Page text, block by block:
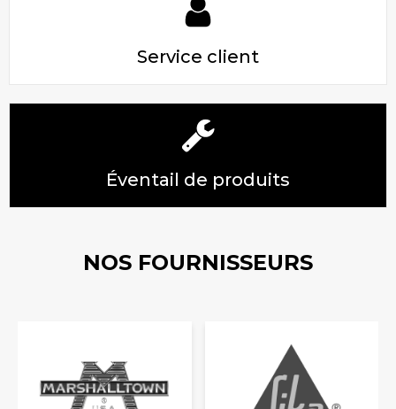
Service client
Éventail de produits
NOS FOURNISSEURS